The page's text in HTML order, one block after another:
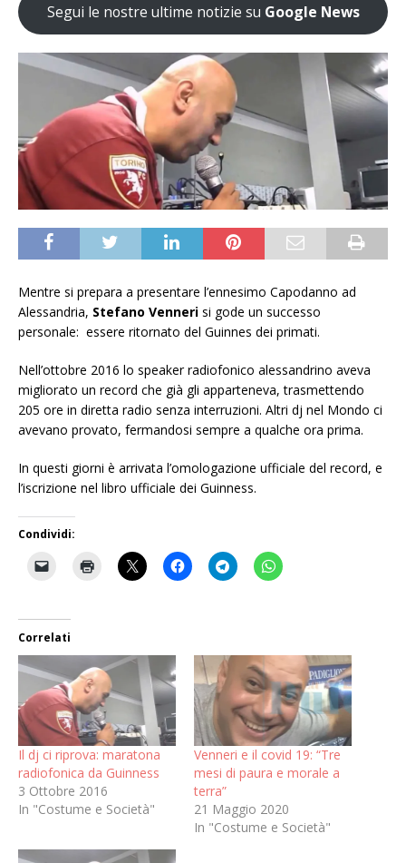
Segui le nostre ultime notizie su Google News
Mentre si prepara a presentare l’ennesimo Capodanno ad
Alessandria, Stefano Venneri si gode un successo
personale: essere ritornato del Guinnes dei primati.
Nell’ottobre 2016 lo speaker radiofonico alessandrino aveva
migliorato un record che già gli apparteneva, trasmettendo
205 ore in diretta radio senza interruzioni. Altri dj nel Mondo ci
avevano provato, fermandosi sempre a qualche ora prima.
In questi giorni è arrivata l’omologazione ufficiale del record, e
l’iscrizione nel libro ufficiale dei Guinness.
Condividi:
Correlati
Il dj ci riprova: maratona
radiofonica da Guinness
3 Ottobre 2016
In "Costume e Società"
Venneri e il covid 19: “Tre
mesi di paura e morale a
terra”
21 Maggio 2020
In "Costume e Società"